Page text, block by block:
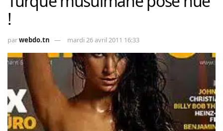
!
parwebdo.tn mardi 26 avril 2011 16:33